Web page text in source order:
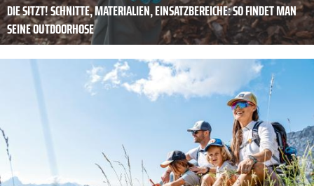
DIE SITZT! SCHNITTE, MATERIALIEN, EINSATZBEREICHE: SO FINDET MAN S
EINE OUTDOORHOSE